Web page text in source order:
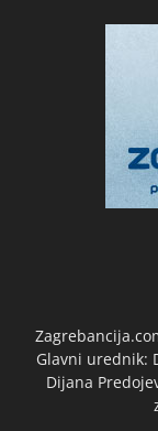
Glavni urednik:
Dijana